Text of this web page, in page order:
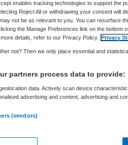
Skipr Redactie 21 juli 2015,
Organisatie voor
161 Veni-beurzen
onderzoeken naar
enables tracking technologies to support the
Reject All or withdrawing your consent will
not be as relevant to you. You can resurface
the Manage Preferences link on the bottom
details, refer to our Privacy Policy. Privacy
not? Then we only place essential and
partners process data to provide:
data. Actively scan device
advertising and content, advertising and
(vendors)